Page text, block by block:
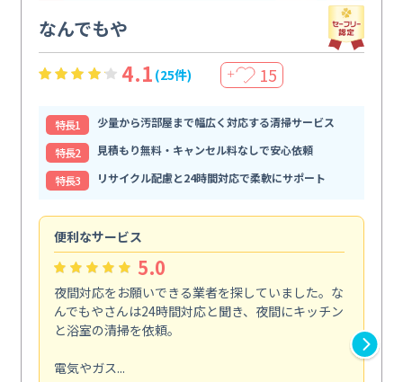
なんでもや
4.1 (25件) ＋ 15
特⻑1
少量から汚部屋まで幅広く対応する清掃サービス
特⻑2
見積もり無料・キャンセル料なしで安心依頼
特⻑3
リサイクル配慮と24時間対応で柔軟にサポート
便利なサービス
5.0
夜間対応をお願いできる業者を探していました。な
んでもやさんは24時間対応と聞き、夜間にキッチン
と浴室の清掃を依頼。
電気やガス...